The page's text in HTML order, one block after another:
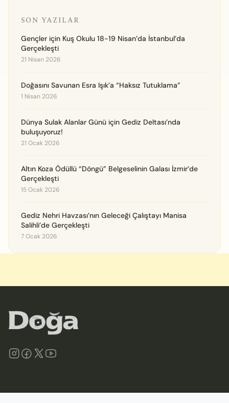
SON YAZILAR
Gençler için Kuş Okulu 18-19 Nisan’da İstanbul’da
Gerçekleşti
21 Nisan 2026
Doğasını Savunan Esra Işık’a “Haksız Tutuklama”
1 Nisan 2026
Dünya Sulak Alanlar Günü için Gediz Deltası’nda
buluşuyoruz!
21 Ocak 2026
Altın Koza Ödüllü “Döngü” Belgeselinin Galası İzmir’de
Gerçekleşti
15 Ocak 2026
Gediz Nehri Havzası’nın Geleceği Çalıştayı Manisa
Salihli’de Gerçekleşti
7 Ocak 2026